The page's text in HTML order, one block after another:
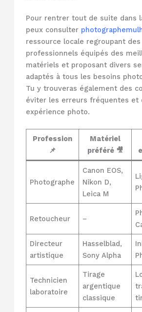
Pour rentrer tout de suite dans
peux consulter
ressource locale regroupant des
professionnels équipés des
matériels et proposant divers
adaptés à tous les besoins
Tu y trouveras également des
éviter les erreurs fréquentes et
expérience photo.
Profession
📌
Matériel
préféré 🎥
Photographe
Canon EOS,
Nikon D,
Leica M
Retoucheur –
Directeur
artistique
Hasselblad,
Sony Alpha
Technicien
laboratoire
Tirage
argentique
classique